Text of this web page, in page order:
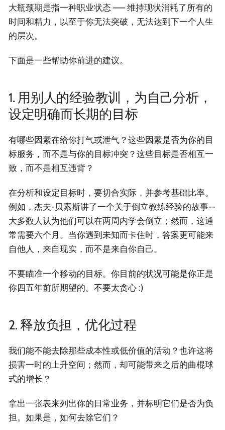
大瓶颈期是指一种职业状态 —— 维持现状消耗了所有的
时间和精力，以至于你无法突破，无法达到下一个人生
的层次。
下面是一些帮助你前进的建议。
1. 用别人的经验教训，为自己分析，
设定明确而长期的目标
有哪些因素在给你打气或泄气？这些因素是否为你的目
标服务，而不是与你的目标冲突？这些目标是否相互一
致，而不是相互违背？
在分析和设定目标时，要切合实际，并参考基础比率。
例如，杰夫-贝索斯讲了一个关于倒立教练经验的故事--
大多数人认为他们可以在两周内学会倒立；然而，这通
常需要六个月。当你遇到未知而卡住时，答案更可能来
自他人，来自现实，而不是来自你自己。
不要瞄准一个移动的目标。你目前的状况可能是你正是
你四五年前所期望的。不要太贪心 :)
2. 释放负担，优化过程
我们能不能去除那些成本性或低价值的活动？也许这将
损害一时的上升空间；然而，却可能带来之后的曲棍球
式的增长？
拿出一张表来列出你的日常业务，并标明它们是否为负
担。如果是，如何去除它们？